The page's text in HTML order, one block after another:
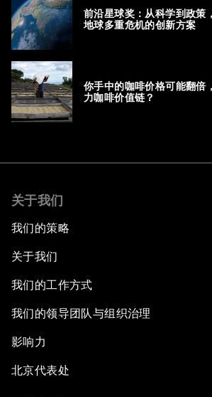
前沿星球奖：从科学到政策
地球多重危机的创新方案
你手中的咖啡价格可能翻倍
力咖啡价值链？
关于我们
我们的策略
关于我们
我们的工作方式
我们的领导团队与组织治理
影响力
北京代表处